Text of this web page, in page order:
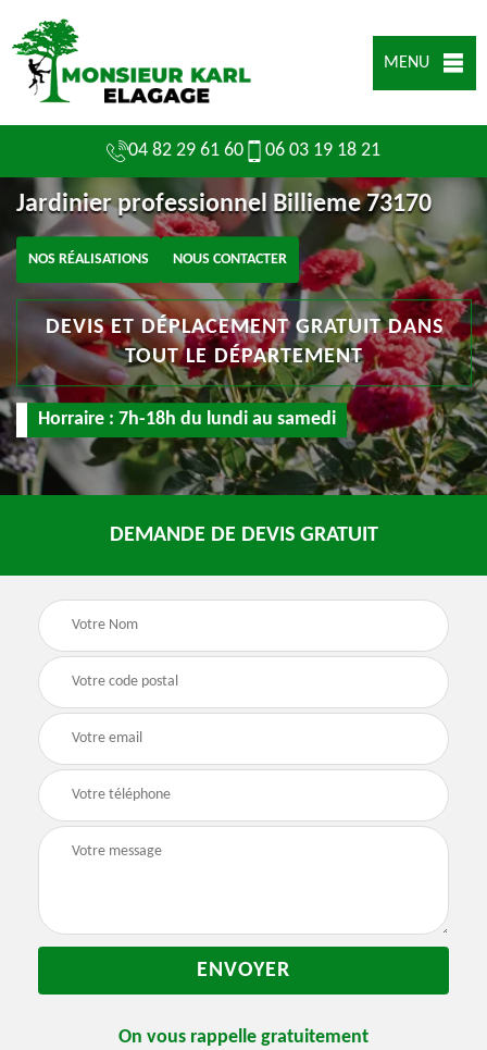
MENU
04 82 29 61 60 06 03 19 18 21
Jardinier professionnel Billieme 73170
NOS RÉALISATIONS NOUS CONTACTER
DEVIS ET DÉPLACEMENT GRATUIT DANS
TOUT LE DÉPARTEMENT
Horraire : 7h-18h du lundi au samedi
DEMANDE DE DEVIS GRATUIT
On vous rappelle gratuitement